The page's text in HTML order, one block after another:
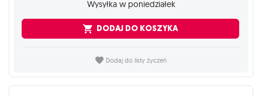
Wysyłka w poniedziałek
DODAJ DO KOSZYKA
Dodaj do listy życzeń